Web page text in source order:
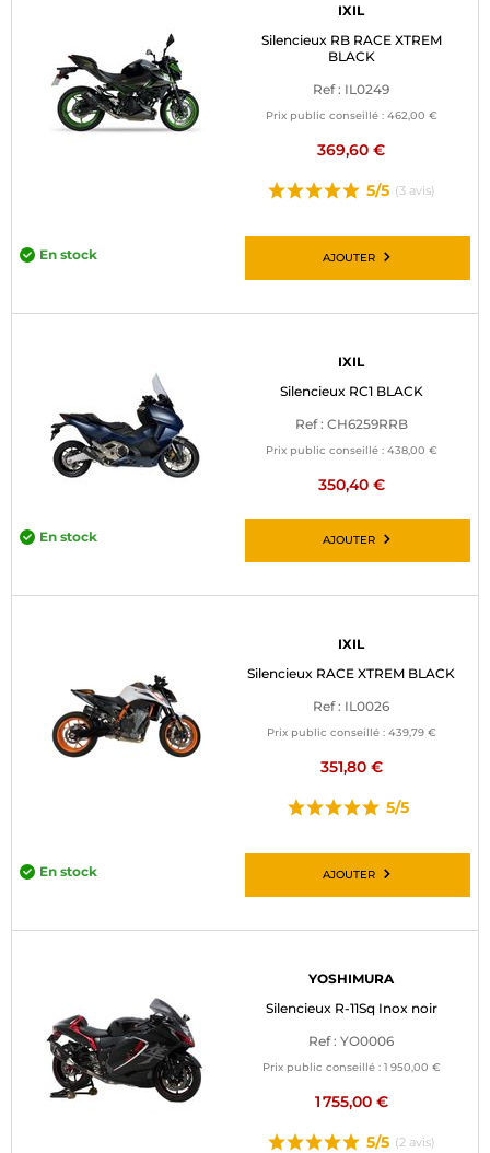
IXIL
Silencieux RB RACE XTREM
BLACK
Ref : IL0249
Prix public conseillé : 462,00 €
369,60 €
5/5 (3 avis)
En stock AJOUTER
IXIL
Silencieux RC1 BLACK
Ref : CH6259RRB
Prix public conseillé : 438,00 €
350,40 €
En stock AJOUTER
IXIL
Silencieux RACE XTREM BLACK
Ref : IL0026
Prix public conseillé : 439,79 €
351,80 €
5/5
En stock AJOUTER
YOSHIMURA
Silencieux R-11Sq Inox noir
Ref : YO0006
Prix public conseillé : 1 950,00 €
1 755,00 €
5/5 (2 avis)